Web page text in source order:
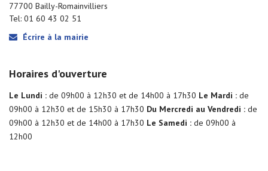
77700 Bailly-Romainvilliers
Tel: 01 60 43 02 51
Écrire à la mairie
Horaires d'ouverture
Le Lundi : de 09h00 à 12h30 et de 14h00 à 17h30 Le Mardi : de
09h00 à 12h30 et de 15h30 à 17h30 Du Mercredi au Vendredi : de
09h00 à 12h30 et de 14h00 à 17h30 Le Samedi : de 09h00 à
12h00